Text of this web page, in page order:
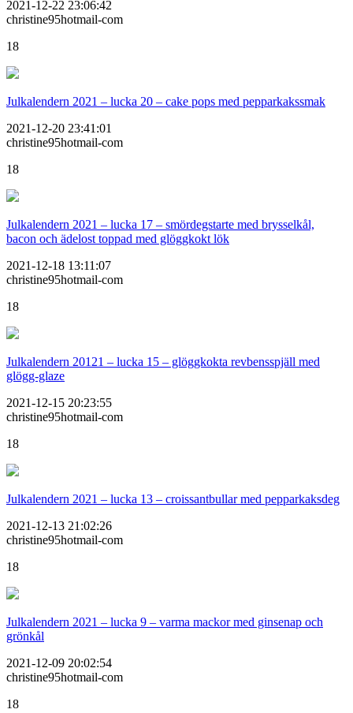
2021-12-22 23:06:42
christine95hotmail-com
18
Julkalendern 2021 – lucka 20 – cake pops med pepparkakssmak
2021-12-20 23:41:01
christine95hotmail-com
18
Julkalendern 2021 – lucka 17 – smördegstarte med brysselkål,
bacon och ädelost toppad med glöggkokt lök
2021-12-18 13:11:07
christine95hotmail-com
18
Julkalendern 20121 – lucka 15 – glöggkokta revbensspjäll med
glögg-glaze
2021-12-15 20:23:55
christine95hotmail-com
18
Julkalendern 2021 – lucka 13 – croissantbullar med pepparkaksdeg
2021-12-13 21:02:26
christine95hotmail-com
18
Julkalendern 2021 – lucka 9 – varma mackor med ginsenap och
grönkål
2021-12-09 20:02:54
christine95hotmail-com
18